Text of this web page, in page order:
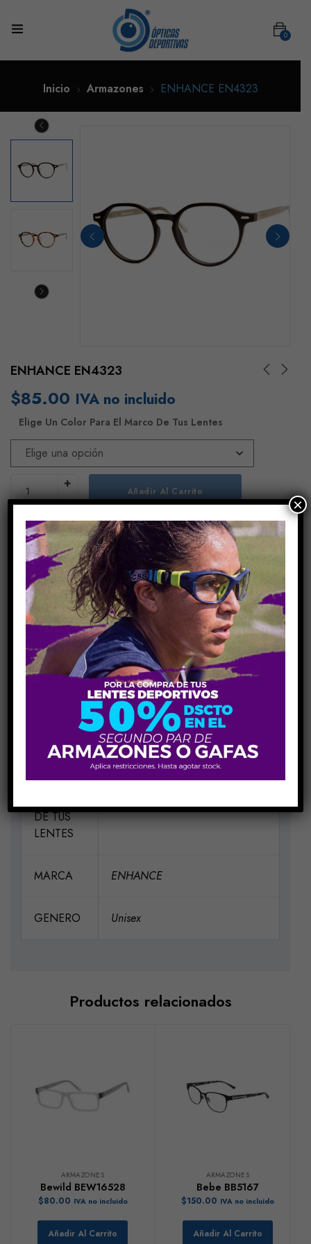
0
Inicio Armazones ENHANCE EN4323
ENHANCE EN4323
$85.00 IVA no incluido
Elige Un Color Para El Marco De Tus Lentes
Añadir Al Carrito
COMPARE
Share Link:
INFORMACIÓN ADICIONAL
MEDIDAS H50-V44-P19-VA145
MATERIAL Acetato
ELIGE UN
PARA EL
DE TUS
LENTES
Cafe Grisasio Transparente Grey
Crys, Negro BLK Crys, Tortoise
Cristal Negro Cafe Shy Tort Crys
MARCA ENHANCE
GENERO Unisex
Productos relacionados
ARMAZONES
Bewild BEW16528
$80.00 IVA no incluido
Añadir Al Carrito
ARMAZONES
Bebe BB5167
$150.00 IVA no incluido
Añadir Al Carrito
×